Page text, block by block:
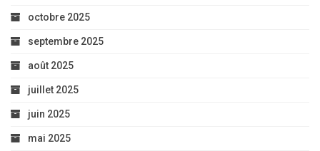
octobre 2025
septembre 2025
août 2025
juillet 2025
juin 2025
mai 2025